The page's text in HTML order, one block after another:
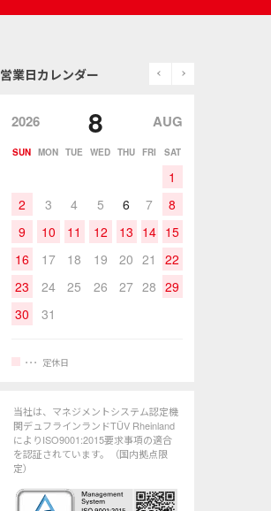
営業日カレンダー prev
2026 8 AUG
SUN MON TUE WED THU FRI SAT
1
2
3 4 5 6 7
8
9
10 11 12 13 14 15
16
17 18 19 20 21
22
23
24 25 26 27 28 29
30
31
定休日
当社は、マネジメントシステム認定機
関デュフラインランドTÜV Rheinland
によりISO9001:2015要求事項の適合
を認証されています。（国内拠点限
定）